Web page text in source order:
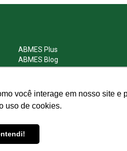
você interage em nosso site e
uso de cookies.
ABMES Plus
ABMES Blog
Legislação
Contato
os direitos reservados.